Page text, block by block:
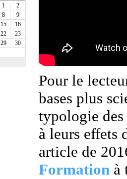
1
2
8
9
15
16
22
23
29
30
Pour le
bases plus
typologie des
à leurs effets
article de
Formationà